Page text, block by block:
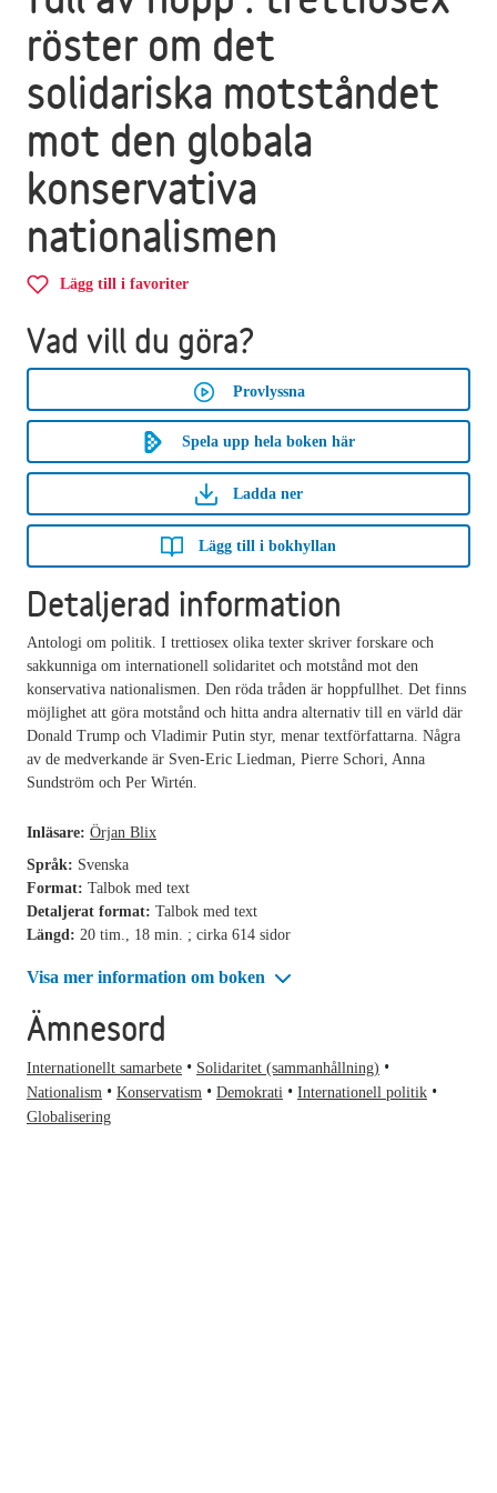
röster om det
solidariska motståndet
mot den globala
konservativa
nationalismen
Lägg till i favoriter
Vad vill du göra?
Provlyssna
Spela upp hela boken här
Ladda ner
Lägg till i bokhyllan
Detaljerad information
Antologi om politik. I trettiosex olika texter skriver forskare och
sakkunniga om internationell solidaritet och motstånd mot den
konservativa nationalismen. Den röda tråden är hoppfullhet. Det finns
möjlighet att göra motstånd och hitta andra alternativ till en värld där
Donald Trump och Vladimir Putin styr, menar textförfattarna. Några
av de medverkande är Sven-Eric Liedman, Pierre Schori, Anna
Sundström och Per Wirtén.
Inläsare: Örjan Blix
Språk: Svenska
Format: Talbok med text
Detaljerat format: Talbok med text
Längd: 20 tim., 18 min. ; cirka 614 sidor
Visa mer information om boken
Ämnesord
Internationellt samarbete
Solidaritet (sammanhållning)
Nationalism
Konservatism Demokrati
Internationell politik
Globalisering